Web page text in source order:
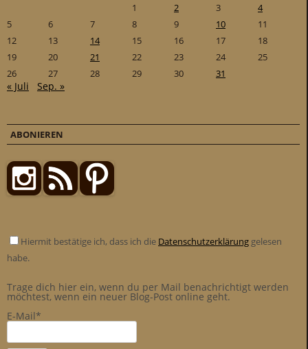
1
2 3
4
5
6 7 8 9 10
11
12
13 14 15 16 17
18
19
20 21 22 23 24
25
26
27 28 29 30 31
« Juli Sep. »
ABONIEREN
Hiermit bestätige ich, dass ich die Datenschutzerklärung gelesen
habe.
Trage dich hier ein, wenn du per Mail benachrichtigt werden
möchtest, wenn ein neuer Blog-Post online geht.
E-Mail*